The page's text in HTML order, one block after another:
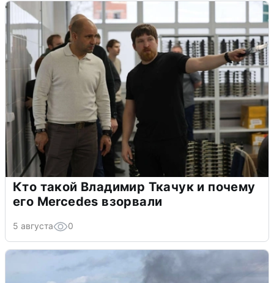
Кто такой Владимир Ткачук и почему
его Mercedes взорвали
5 августа 0